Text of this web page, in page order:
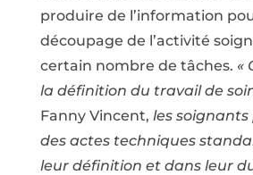
produire de l’information
découpage de l’activité
certain nombre de tâches. «
la définition du travail de
Fanny Vincent, les
des actes techniques
leur définition et dans leur